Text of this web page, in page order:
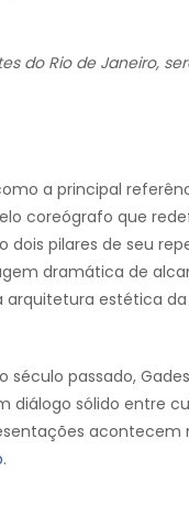
do Rio de Janeiro,
a principal
coreógrafo que
dois pilares de seu
dramática de
estética
século passado,
diálogo sólido entre
acontecem
.